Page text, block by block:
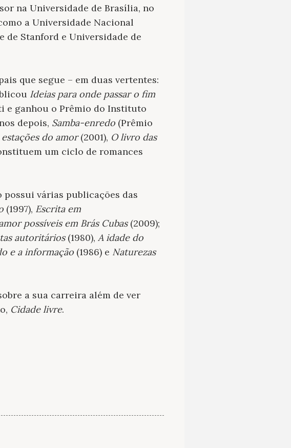
na Universidade de Brasília, no
a Universidade Nacional
de Stanford e Universidade de
que segue – em duas vertentes:
Ideias para onde passar o fim
e ganhou o Prêmio do Instituto
depois, Samba-enredo (Prêmio
do amor(2001), O livro das
um ciclo de romances
possui várias publicações das
(1997), Escrita em
possíveis em Brás Cubas (2009);
autoritários(1980), A idade do
e a informação (1986) e Naturezas
a sua carreira além de ver
Cidade livre.